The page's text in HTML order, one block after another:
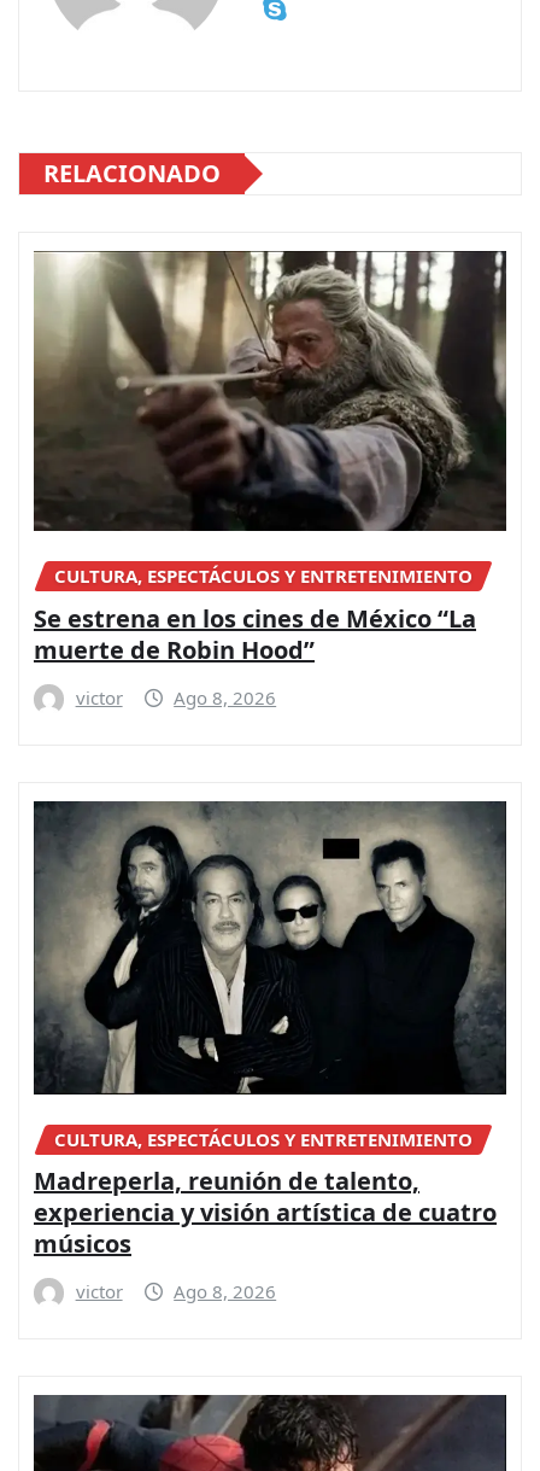
RELACIONADO
CULTURA, ESPECTÁCULOS Y ENTRETENIMIENTO
Se estrena en los cines de México “La
muerte de Robin Hood”
victor Ago 8, 2026
CULTURA, ESPECTÁCULOS Y ENTRETENIMIENTO
Madreperla, reunión de talento,
experiencia y visión artística de cuatro
músicos
victor Ago 8, 2026